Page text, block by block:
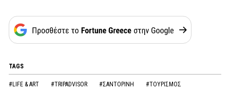
TAGS
#LIFE & ART #TRIPADVISOR #ΣΑΝΤΟΡΙΝΗ #ΤΟΥΡΙΣΜΟΣ